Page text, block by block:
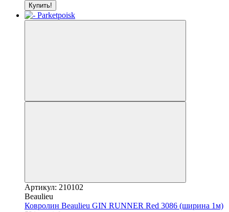
Купить!
Артикул: 210102
Beaulieu
Ковролин Beaulieu GIN RUNNER Red 3086 (ширина 1м)